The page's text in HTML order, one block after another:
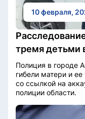
10 февраля,
тремя детьми
Полиция в городе
гибели матери и
со ссылкой на
полиции области.